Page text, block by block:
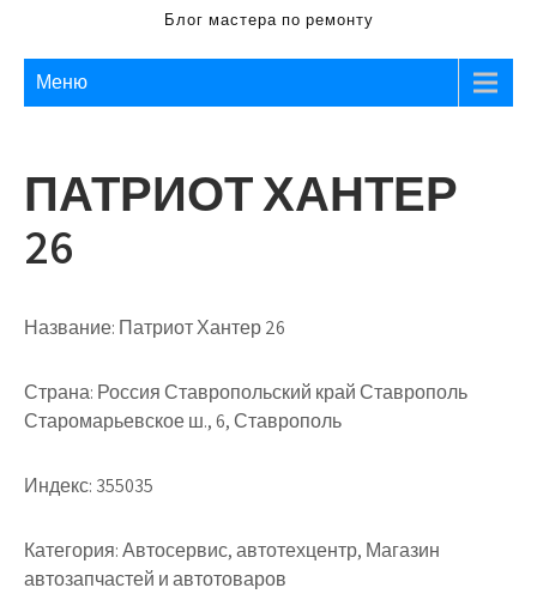
Блог мастера по ремонту
Меню
ПАТРИОТ ХАНТЕР
26
Название: Патриот Хантер 26
Страна: Россия Ставропольский край Ставрополь
Старомарьевское ш., 6, Ставрополь
Индекс: 355035
Категория:Автосервис, автотехцентр, Магазин
автозапчастей и автотоваров